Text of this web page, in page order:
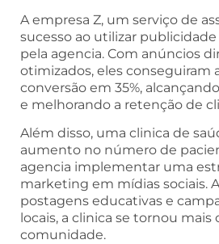
A empresa Z, um serviço de
sucesso ao utilizar
pela agencia. Com anúncios
otimizados, eles conseguiram
conversão em 35%,
e melhorando a retenção de
Além disso, uma clinica de
aumento no número de
agencia implementar uma
marketing em mídias sociais.
postagens educativas e
locais, a clinica se tornou
comunidade.